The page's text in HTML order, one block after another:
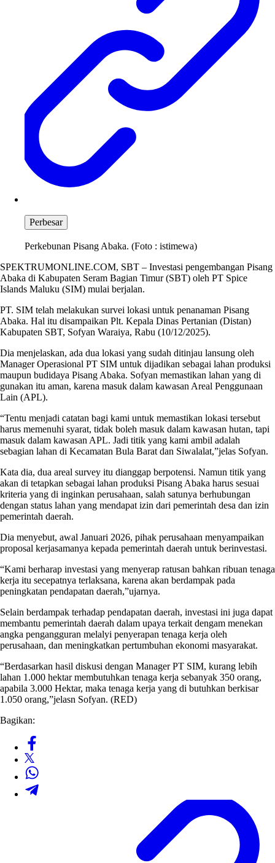
Perbesar
Perkebunan Pisang Abaka. (Foto : istimewa)
SPEKTRUMONLINE.COM, SBT – Investasi pengembangan Pisang
Abaka di Kabupaten Seram Bagian Timur (SBT) oleh PT Spice
Islands Maluku (SIM) mulai berjalan.
PT. SIM telah melakukan survei lokasi untuk penanaman Pisang
Abaka. Hal itu disampaikan Plt. Kepala Dinas Pertanian (Distan)
Kabupaten SBT, Sofyan Waraiya, Rabu (10/12/2025).
Dia menjelaskan, ada dua lokasi yang sudah ditinjau lansung oleh
Manager Operasional PT SIM untuk dijadikan sebagai lahan produksi
maupun budidaya Pisang Abaka. Sofyan memastikan lahan yang di
gunakan itu aman, karena masuk dalam kawasan Areal Penggunaan
Lain (APL).
“Tentu menjadi catatan bagi kami untuk memastikan lokasi tersebut
harus memenuhi syarat, tidak boleh masuk dalam kawasan hutan, tapi
masuk dalam kawasan APL. Jadi titik yang kami ambil adalah
sebagian lahan di Kecamatan Bula Barat dan Siwalalat,”jelas Sofyan.
Kata dia, dua areal survey itu dianggap berpotensi. Namun titik yang
akan di tetapkan sebagai lahan produksi Pisang Abaka harus sesuai
kriteria yang di inginkan perusahaan, salah satunya berhubungan
dengan status lahan yang mendapat izin dari pemerintah desa dan izin
pemerintah daerah.
Dia menyebut, awal Januari 2026, pihak perusahaan menyampaikan
proposal kerjasamanya kepada pemerintah daerah untuk berinvestasi.
“Kami berharap investasi yang menyerap ratusan bahkan ribuan tenaga
kerja itu secepatnya terlaksana, karena akan berdampak pada
peningkatan pendapatan daerah,”ujarnya.
Selain berdampak terhadap pendapatan daerah, investasi ini juga dapat
membantu pemerintah daerah dalam upaya terkait dengam menekan
angka pengangguran melalyi penyerapan tenaga kerja oleh
perusahaan, dan meningkatkan pertumbuhan ekonomi masyarakat.
“Berdasarkan hasil diskusi dengan Manager PT SIM, kurang lebih
lahan 1.000 hektar membutuhkan tenaga kerja sebanyak 350 orang,
apabila 3.000 Hektar, maka tenaga kerja yang di butuhkan berkisar
1.050 orang,”jelasn Sofyan. (RED)
Bagikan: